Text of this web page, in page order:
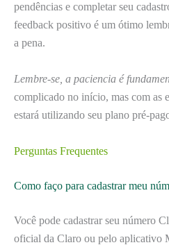
pendências e completar seu
feedback positivo é um ótimo
a pena.
Lembre-se, a paciencia é
complicado no início, mas com as
estará utilizando seu plano pré-
Perguntas Frequentes
Como faço para cadastrar meu
Você pode cadastrar seu número
oficial da Claro ou pelo aplicativo